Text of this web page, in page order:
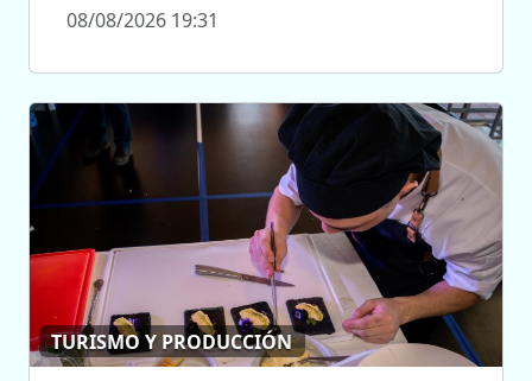
08/08/2026 19:31
TURISMO Y PRODUCCIÓN